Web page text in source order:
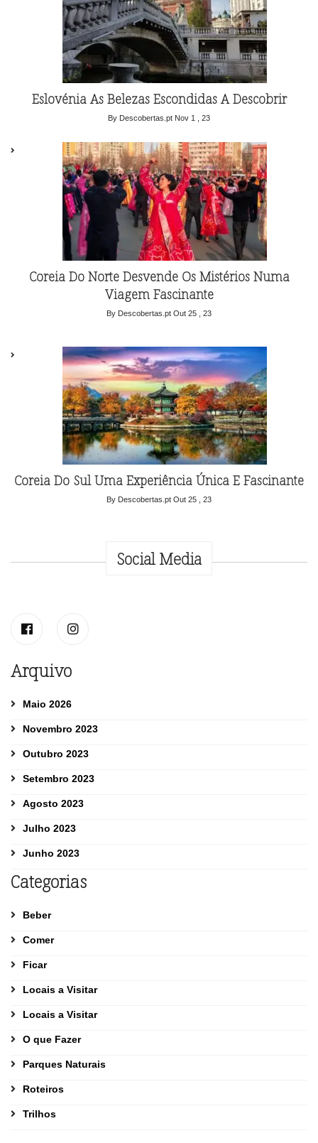
Eslovénia As Belezas Escondidas A Descobrir
By Descobertas.pt Nov 1 , 23
Coreia Do Norte Desvende Os Mistérios Numa
Viagem Fascinante
By Descobertas.pt Out 25 , 23
Coreia Do Sul Uma Experiência Única E Fascinante
By Descobertas.pt Out 25 , 23
Social Media
Arquivo
Maio 2026
Novembro 2023
Outubro 2023
Setembro 2023
Agosto 2023
Julho 2023
Junho 2023
Categorias
Beber
Comer
Ficar
Locais a Visitar
Locais a Visitar
O que Fazer
Parques Naturais
Roteiros
Trilhos